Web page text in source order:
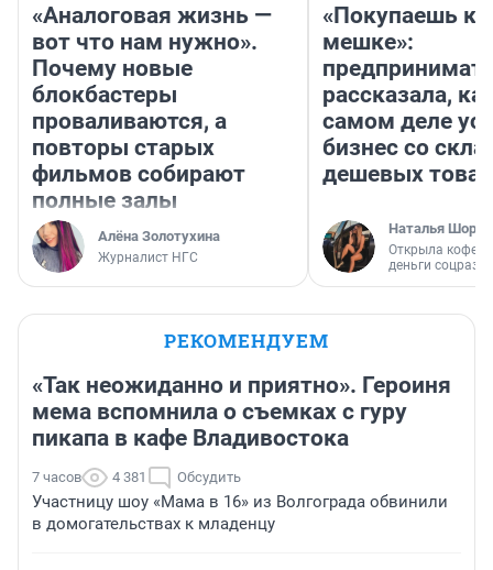
«Аналоговая жизнь —
вот что нам нужно».
Почему новые
блокбастеры
проваливаются, а
повторы старых
фильмов собирают
полные залы
Алёна Золотухина
Журналист НГС
«Покупаешь
мешке»:
рассказала,
самом деле
бизнес со
дешевых
Наталья
Открыла
деньги
РЕКОМЕНДУЕМ
«Так неожиданно и приятно». Героиня
мема вспомнила о съемках с гуру
пикапа в кафе Владивостока
7 часов 4 381 Обсудить
Участницу шоу «Мама в 16» из Волгограда обвинили
в домогательствах к младенцу